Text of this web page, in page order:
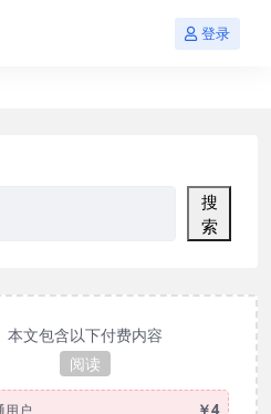
登录
搜
索
本文包含以下付费内容
阅读
用户 ￥4